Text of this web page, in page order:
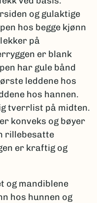
og gulaktige
hos begge kjønn
på
er blank
har gule bånd
leddene hos
hos hannen.
tverrlist på midten.
konveks og bøyer
rillebesatte
er kraftig og
og mandiblene
hos hunnen og